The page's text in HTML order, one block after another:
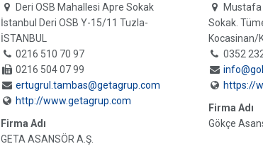
Deri OSB Mahallesi Apre Sokak
İstanbul Deri OSB Y-15/11 Tuzla-
İSTANBUL
0216 510 70 97
0216 504 07 99
ertugrul.tambas@getagrup.com
http://www.getagrup.com
Firma Adı
GETA ASANSÖR A.Ş.
Mustafa
Sokak.
Kocasinan/
0352
https://
Firma Adı
Gökçe